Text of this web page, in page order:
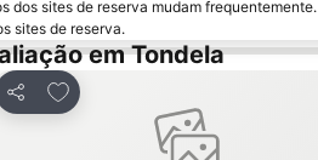
dos sites de reserva mudam
sites de reserva.
em Tondela
Partilhar
Adicionar aos favoritos